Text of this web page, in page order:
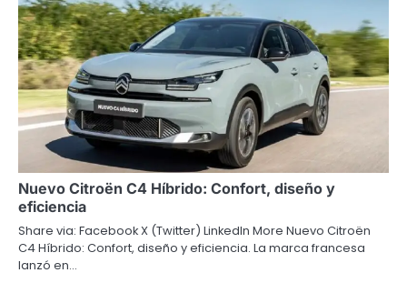
Nuevo Citroën C4 Híbrido: Confort, diseño y
eficiencia
Share via: Facebook X (Twitter) LinkedIn More Nuevo Citroën
C4 Híbrido: Confort, diseño y eficiencia. La marca francesa
lanzó en…